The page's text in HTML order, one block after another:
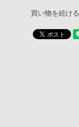
買い物を続ける